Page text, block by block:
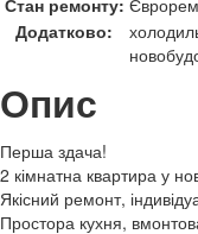
Додатково:
Опис
Перша здача!
2 кімнатна квартира у
Якісний ремонт,
Простора кухня,